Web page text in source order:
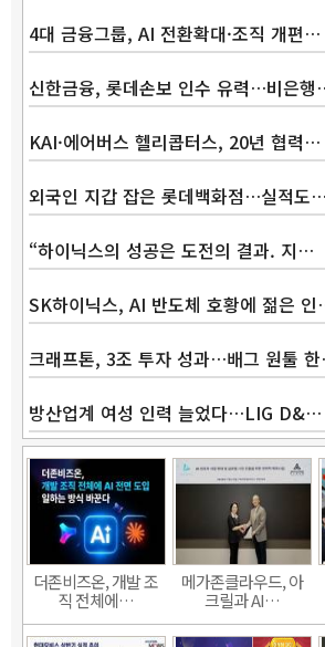
4대 금융그룹, AI 전환확대·조직 개편…
신한금융, 롯데손보 인수 유력…비은
KAI·에어버스 헬리콥터스, 20년 협력…
외국인 지갑 잡은 롯데백화점…실적도…
“하이닉스의 성공은 도전의 결과. 지…
SK하이닉스, AI 반도체 호황에 젊은
크래프톤, 3조 투자 성과…배그 원툴
방산업계 여성 인력 늘었다…LIG D&…
더존비즈온, 개발 조
직 전체에…
메가존클라우드, 아
크릴과 AI…